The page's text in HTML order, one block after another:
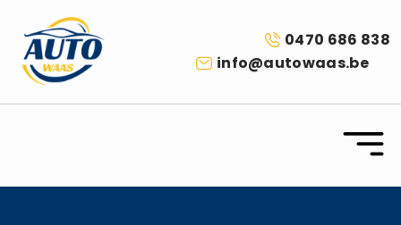
0470 686 838
info@autowaas.be